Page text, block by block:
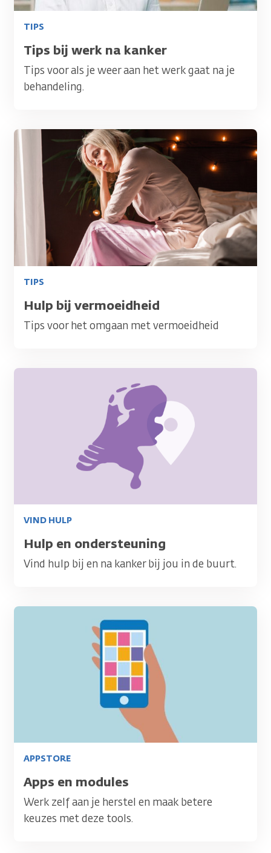
TIPS
Titel
Tips bij werk na kanker
Tips voor als je weer aan het werk gaat na je
behandeling.
Afbeelding
TIPS
Titel
Hulp bij vermoeidheid
Tips voor het omgaan met vermoeidheid
Afbeelding
VIND HULP
Titel
Hulp en ondersteuning
Vind hulp bij en na kanker bij jou in de buurt.
Afbeelding
APPSTORE
Titel
Apps en modules
Werk zelf aan je herstel en maak betere
keuzes met deze tools.